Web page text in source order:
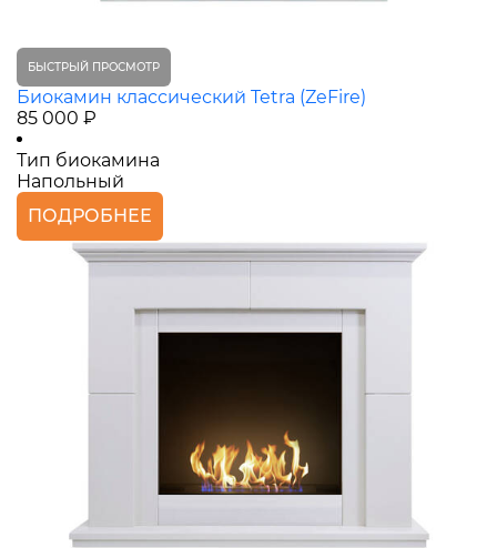
БЫСТРЫЙ ПРОСМОТР
Биокамин классический Tetra (ZeFire)
85 000 ₽
Тип биокамина
Напольный
ПОДРОБНЕЕ